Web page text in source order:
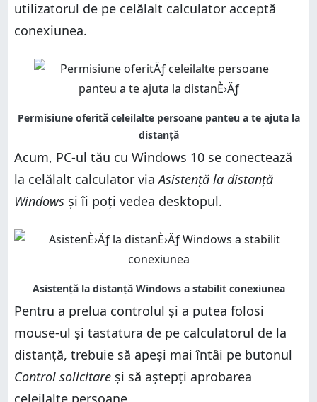
utilizatorul de pe celălalt calculator acceptă
conexiunea.
Acum, PC-ul tău cu Windows 10 se conectează
la celălalt calculator viaAsistență la distanță
Windows și îi poți vedea desktopul.
Pentru a prelua controlul și a putea folosi
mouse-ul și tastatura de pe calculatorul de la
distanță, trebuie să apeși mai întâi pe butonul
Control solicitare și să aștepți aprobarea